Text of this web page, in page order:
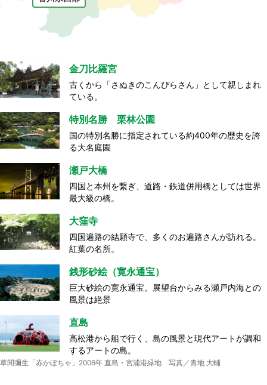
金刀比羅宮
古くから「さぬきのこんぴらさん」として親しまれ
ている。
特別名勝 栗林公園
国の特別名勝に指定されている約400年の歴史を誇
る大名庭園
瀬戸大橋
四国と本州を繋ぎ、道路・鉄道併用橋としては世界
最大級の橋。
大窪寺
四国遍路の結願寺で、多くのお遍路さんが訪れる。
紅葉の名所。
銭形砂絵（寛永通宝）
巨大砂絵の寛永通宝。展望台からみる瀬戸内海との
風景は絶景
直島
高松港から船で行く、島の風景と現代アートが調和
するアートの島。
草間彌生「赤かぼちゃ」2006年 直島・宮浦港緑地 写真／青地 大輔